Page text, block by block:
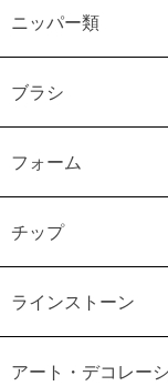
ニッパー類
ブラシ
フォーム
チップ
ラインストーン
アート・デコレー